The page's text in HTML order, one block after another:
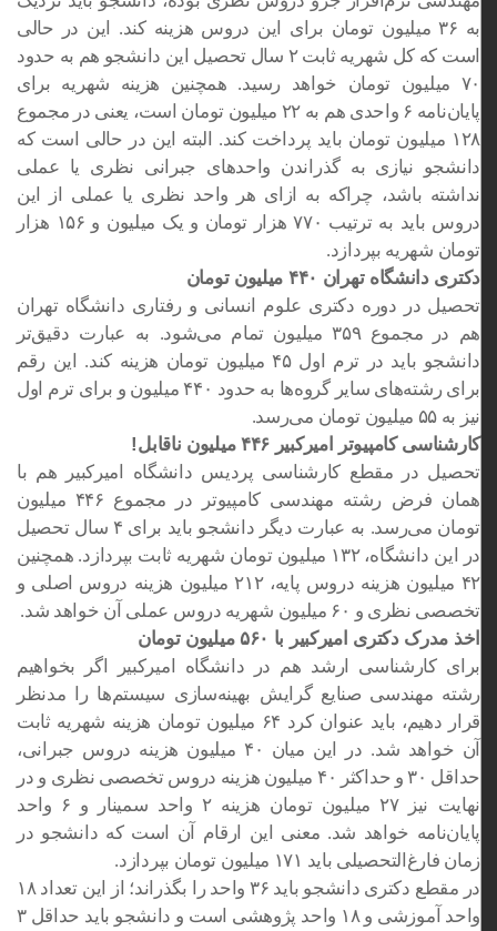
به ۳۶ میلیون تومان برای این دروس هزینه کند. این در حالی
است که کل شهریه ثابت ۲ سال تحصیل این دانشجو هم به حدود
۷۰ میلیون تومان خواهد رسید. همچنین هزینه شهریه برای
پایان‌نامه ۶ واحدی هم به ۲۲ میلیون تومان است، یعنی در مجموع
۱۲۸ میلیون تومان باید پرداخت کند. البته این در حالی است که
دانشجو نیازی به گذراندن واحدهای جبرانی نظری یا عملی
نداشته باشد، چراکه به ازای هر واحد نظری یا عملی از این
دروس باید به ترتیب ۷۷۰ هزار تومان و یک میلیون و ۱۵۶ هزار
تومان شهریه بپردازد.
دکتری دانشگاه تهران ۴۴۰ میلیون تومان
تحصیل در دوره دکتری علوم انسانی و رفتاری دانشگاه تهران
هم در مجموع ۳۵۹ میلیون تمام می‌شود. به عبارت دقیق‌تر
دانشجو باید در ترم اول ۴۵ میلیون تومان هزینه کند. این رقم
برای رشته‌های سایر گروه‌ها به حدود ۴۴۰ میلیون و برای ترم اول
نیز به ۵۵ میلیون تومان می‌رسد.
کارشناسی کامپیوتر امیرکبیر ۴۴۶ میلیون ناقابل!
تحصیل در مقطع کارشناسی پردیس دانشگاه امیرکبیر هم با
همان فرض رشته مهندسی کامپیوتر در مجموع ۴۴۶ میلیون
تومان می‌رسد. به عبارت دیگر دانشجو باید برای ۴ سال تحصیل
در این دانشگاه، ۱۳۲ میلیون تومان شهریه ثابت بپردازد. همچنین
۴۲ میلیون هزینه دروس پایه، ۲۱۲ میلیون هزینه دروس اصلی و
تخصصی نظری و ۶۰ میلیون شهریه دروس عملی آن خواهد شد.
اخذ مدرک دکتری امیرکبیر با ۵۶۰ میلیون تومان
برای کارشناسی ارشد هم در دانشگاه امیرکبیر اگر بخواهیم
رشته مهندسی صنایع گرایش بهینه‌سازی سیستم‌ها را مدنظر
قرار دهیم، باید عنوان کرد ۶۴ میلیون تومان هزینه شهریه ثابت
آن خواهد شد. در این میان ۴۰ میلیون هزینه دروس جبرانی،
حداقل ۳۰ و حداکثر ۴۰ میلیون هزینه دروس تخصصی نظری و در
نهایت نیز ۲۷ میلیون تومان هزینه ۲ واحد سمینار و ۶ واحد
پایان‌نامه خواهد شد. معنی این ارقام آن است که دانشجو در
زمان فارغ‌التحصیلی باید ۱۷۱ میلیون تومان بپردازد.
در مقطع دکتری دانشجو باید ۳۶ واحد را بگذراند؛ از این تعداد ۱۸
واحد آموزشی و ۱۸ واحد پژوهشی است و دانشجو باید حداقل ۳